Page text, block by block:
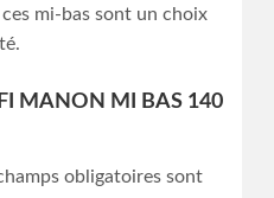
mi-bas sont un choix
MANON MI BAS 140
obligatoires sont